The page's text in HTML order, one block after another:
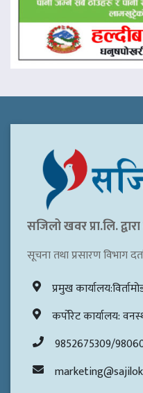
सजिलो खवर प्रा.लि.
सूचना तथा प्रसारण विभाग
प्रमुख
कर्पोरेट कार्यालय:
9852675309/